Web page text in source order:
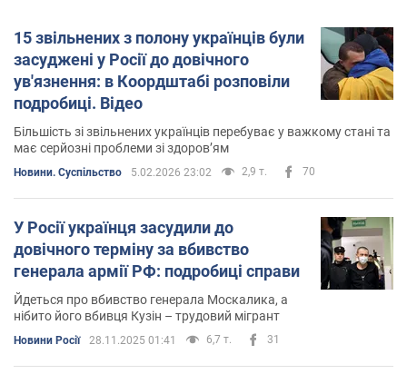
15 звільнених з полону українців були
засуджені у Росії до довічного
ув'язнення: в Коордштабі розповіли
подробиці. Відео
Більшість зі звільнених українців перебуває у важкому стані та
має серйозні проблеми зі здоров’ям
Новини. Суспільство 5.02.2026 23:02 2,9 т. 70
У Росії українця засудили до
довічного терміну за вбивство
генерала армії РФ: подробиці справи
Йдеться про вбивство генерала Москалика, а
нібито його вбивця Кузін – трудовий мігрант
Новини Росії 28.11.2025 01:41 6,7 т. 31